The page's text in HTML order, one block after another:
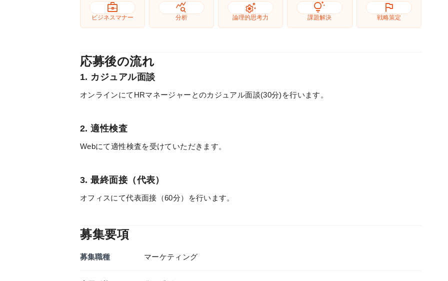
business_center
ビジネスマナー
query_stats
分析
settings_suggest
論理的思考力
tips_and_updates
課題解決
flag
戦略策定
応募後の流れ
1. カジュアル面談
オンラインにてHRマネージャーとのカジュアル面談(30分)を行います。
2. 適性検査
Webにて適性検査を受けていただきます。
3. 最終面接（代表）
オフィスにて代表面接（60分）を行います。
募集要項
募集職種 マーケティング